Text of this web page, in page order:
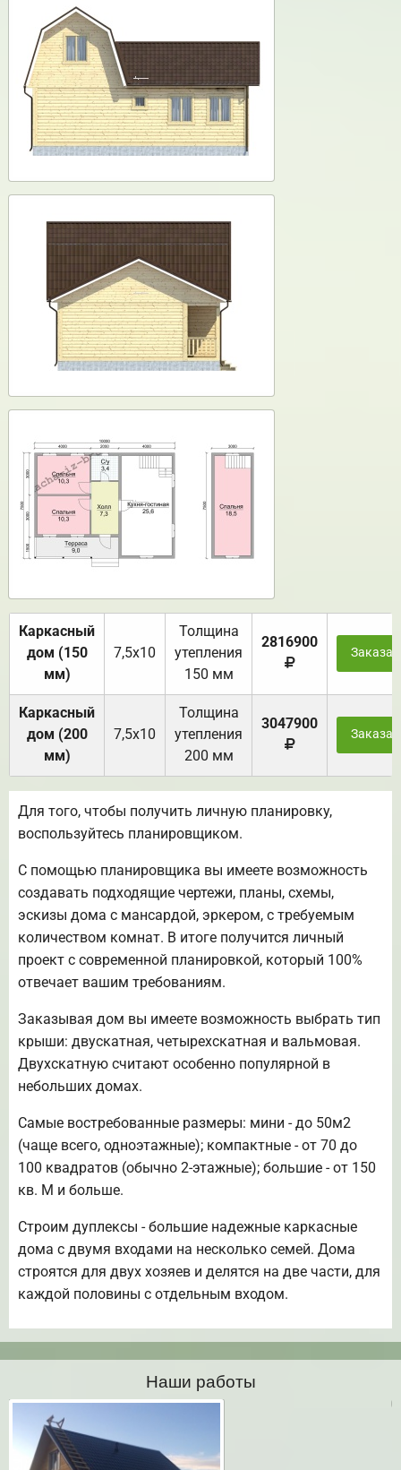
Каркасный
дом (150
мм)
7,5х10
Толщина
утепления
150 мм
2816900
Каркасный
дом (200
мм)
7,5х10
Толщина
утепления
200 мм
3047900
Для того, чтобы получить личную планировку,
воспользуйтесь планировщиком.
С помощью планировщика вы имеете возможность
создавать подходящие чертежи, планы, схемы,
эскизы дома с мансардой, эркером, с требуемым
количеством комнат. В итоге получится личный
проект с современной планировкой, который 100%
отвечает вашим требованиям.
Заказывая дом вы имеете возможность выбрать тип
крыши: двускатная, четырехскатная и вальмовая.
Двухскатную считают особенно популярной в
небольших домах.
Самые востребованные размеры: мини - до 50м2
(чаще всего, одноэтажные); компактные - от 70 до
100 квадратов (обычно 2-этажные); большие - от 150
кв. М и больше.
Строим дуплексы - большие надежные каркасные
дома с двумя входами на несколько семей. Дома
строятся для двух хозяев и делятся на две части, для
каждой половины с отдельным входом.
Наши работы